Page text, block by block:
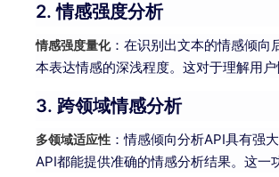
2. 情感强度分析
情感强度量化：在识别出文本的情感倾向
本表达情感的深浅程度。这对于理解用
3. 跨领域情感分析
多领域适应性 ：情感倾向分析API具有强
API都能提供准确的情感分析结果。这